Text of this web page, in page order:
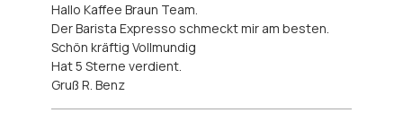
Hallo Kaffee Braun Team.
Der Barista Expresso schmeckt mir am besten.
Schön kräftig Vollmundig
Hat 5 Sterne verdient.
Gruß R. Benz